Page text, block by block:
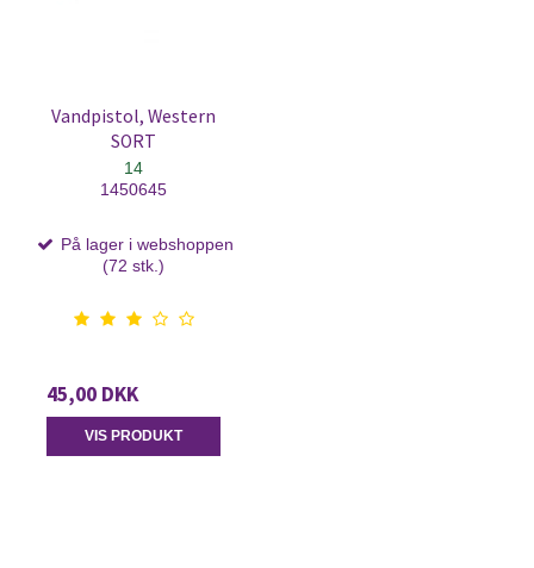
Vandpistol, Western
SORT
14
1450645
På lager i webshoppen
(72 stk.)
45,00 DKK
VIS PRODUKT